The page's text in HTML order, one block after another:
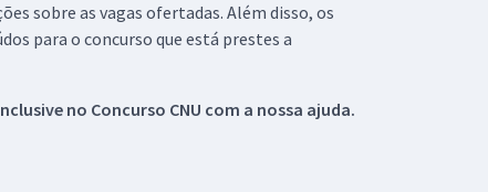
sobre as vagas ofertadas. Além disso, os
para o concurso que está prestes a
no Concurso CNU com a nossa ajuda.